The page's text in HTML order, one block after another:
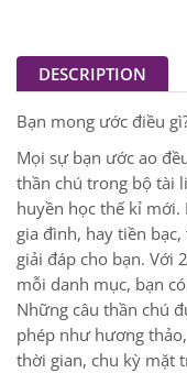
DESCRIPTION
Bạn mong ước điều
Mọi sự bạn ước ao
thần chú trong bộ tài
huyền học thế kỉ mới.
gia đình, hay tiền
giải đáp cho bạn. Với
mỗi danh mục, bạn
Những câu thần chú
phép như hương
thời gian, chu kỳ mặt